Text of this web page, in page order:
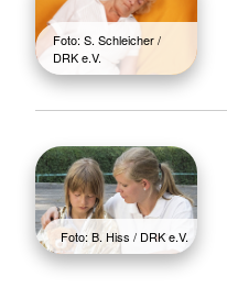
Foto: S. Schleicher /
DRK e.V.
Foto: B. Hiss / DRK e.V.